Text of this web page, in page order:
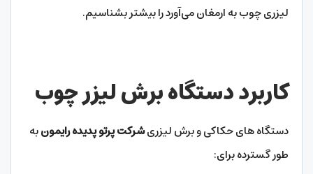
لیزری چوب به ارمغان می‌آورد را بیشتر بشناسیم.
کاربرد دستگاه برش لیزر چوب
دستگاه های حکاکی و برش لیزریشرکت پرتو پدیده رایمونبه
طور گسترده برای: